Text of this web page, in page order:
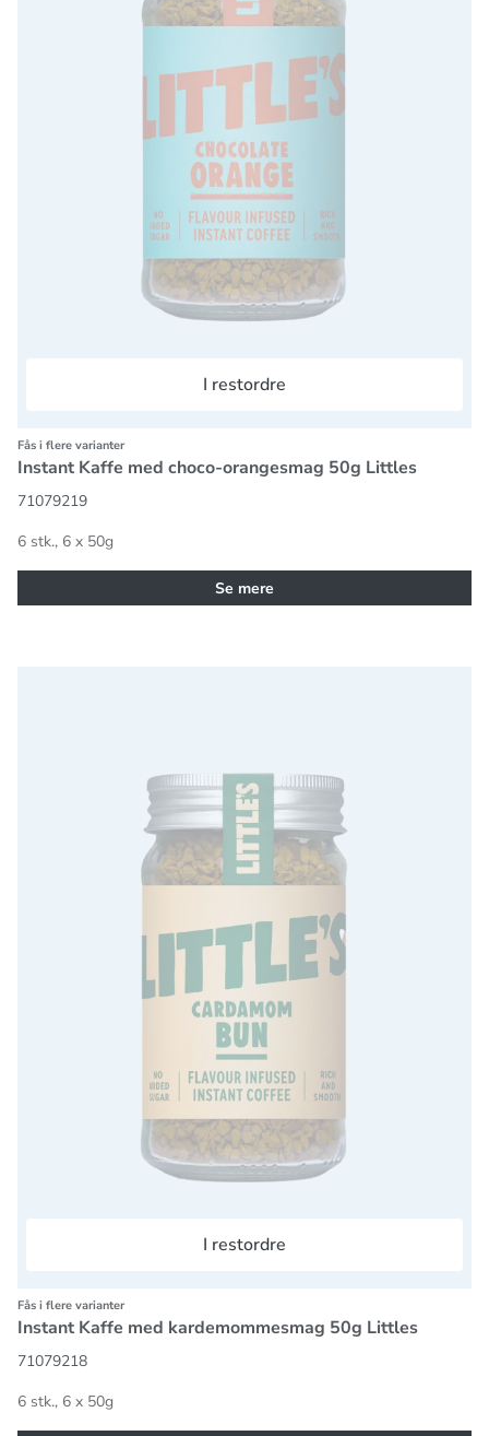
I restordre
Fås i flere varianter
Instant Kaffe med choco-orangesmag 50g Littles
71079219
6 stk., 6 x 50g
Se mere
I restordre
Fås i flere varianter
Instant Kaffe med kardemommesmag 50g Littles
71079218
6 stk., 6 x 50g